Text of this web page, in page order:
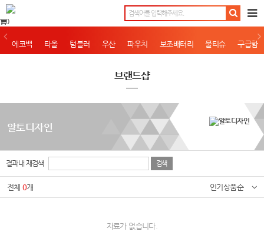
0
에코백 타올 텀블러 우산 파우치 보조배터리 물티슈 구급함
브랜드샵
알토디자인
결과내 재검색
전체0개 인기상품순
자료가 없습니다.